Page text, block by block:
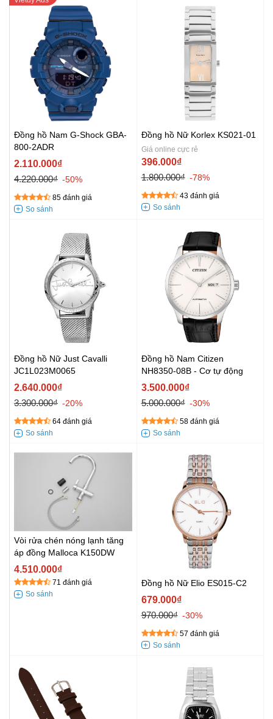
Đồng hồ Nam G-Shock GBA-
800-2ADR
2.110.000₫
4.220.000₫ -50%
85 đánh giá
Đồng hồ Nữ Korlex KS021-01
Giá online cực rẻ
396.000₫
1.800.000₫ -78%
43 đánh giá
Đồng hồ Nữ Just Cavalli
JC1L023M0065
2.640.000₫
3.300.000₫ -20%
64 đánh giá
Đồng hồ Nam Citizen
NH8350-08B - Cơ tự động
3.500.000₫
5.000.000₫ -30%
58 đánh giá
Vòi rửa chén nóng lạnh tăng
áp đồng Malloca K150DW
4.510.000₫
71 đánh giá Đồng hồ Nữ Elio ES015-C2
679.000₫
970.000₫ -30%
57 đánh giá